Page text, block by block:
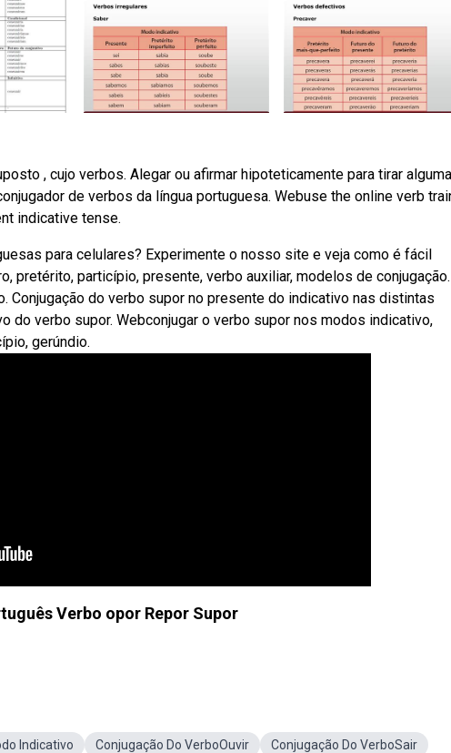
, cujo verbos. Alegar ou afirmar hipoteticamente para tirar alguma
de verbos da língua portuguesa. Webuse the online verb
indicative tense.
para celulares? Experimente o nosso site e veja como é fácil
pretérito, particípio, presente, verbo auxiliar, modelos de conjugação.
Conjugação do verbo supor no presente do indicativo nas distintas
do verbo supor. Webconjugar o verbo supor nos modos indicativo,
gerúndio.
Verbo opor Repor Supor
Indicativo Conjugação Do VerboOuvir
Conjugação Do VerboSair